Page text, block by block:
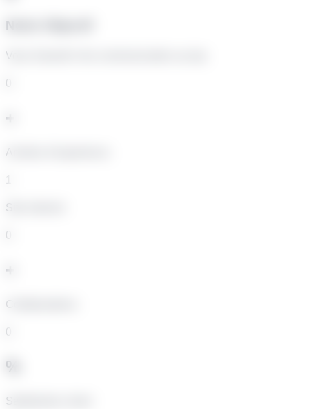
Notre Objectif
Vous Garantir Une communication au top
0
+
Années d’experience
Site internet
0
+
Collaborations
0
%
Satisfaction client